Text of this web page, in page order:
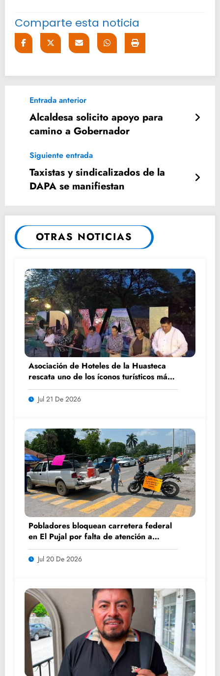
Comparte esta noticia
Entrada anterior
Alcaldesa solicito apoyo para
camino a Gobernador
Siguiente entrada
Taxistas y sindicalizados de la
DAPA se manifiestan
OTRAS NOTICIAS
Asociación de Hoteles de la Huasteca
rescata uno de los íconos turísticos más
fotografiados de Ciudad Valles
Jul 21 De 2026
Pobladores bloquean carretera federal
en El Pujal por falta de atención a
caminos
Jul 20 De 2026